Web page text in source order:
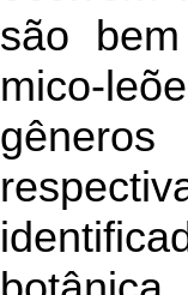
são
mico-